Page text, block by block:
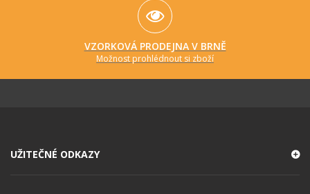
VZORKOVÁ PRODEJNA V BRNĚ
Možnost prohlédnout si zboží
UŽITEČNÉ ODKAZY